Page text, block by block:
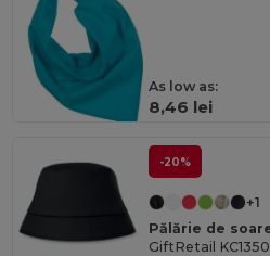
As low as:
8,46 lei
-20%
+1
GiftRetail KC1350